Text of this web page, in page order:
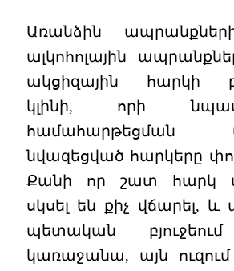
Առանձին
ալկոհոլային
ակցիզային հարկի
կլինի, որի
համահարթեցման
նվազեցված հարկերը
Քանի որ շատ հարկ
սկսել են քիչ վճարել, և
պետական
կառաջանա, այն ուզում